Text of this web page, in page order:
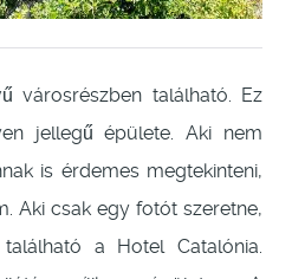
városrészben található. Ez
jellegű épülete. Aki nem
is érdemes megtekinteni,
Aki csak egy fotót szeretne,
a Hotel Catalónia.